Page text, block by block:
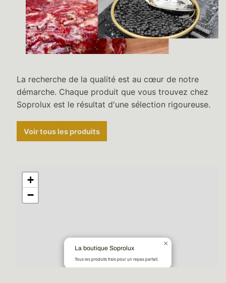
La recherche de la qualité est au cœur de notre
démarche. Chaque produit que vous trouvez chez
Soprolux est le résultat d'une sélection rigoureuse.
Voir tous les produits
La boutique Soprolux
Tous les produits frais pour un repas parfait.
×
+
−